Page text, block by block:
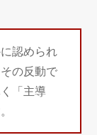
認められ
の反動で
「主導